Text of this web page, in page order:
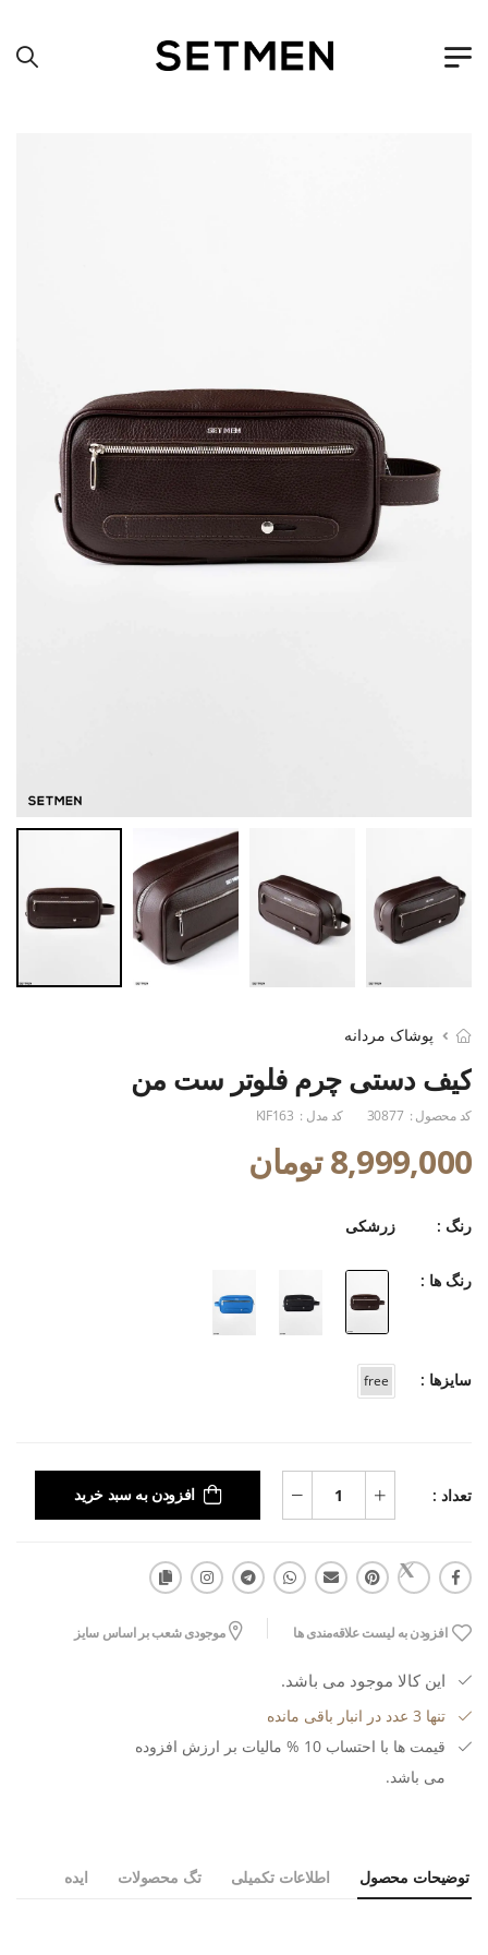
پوشاک مردانه
کیف دستی چرم فلوتر ست من
کد محصول : 30877 کد مدل : KIF163
8,999,000 تومان
رنگ : زرشکی
رنگ ها :
سایزها : free
تعداد : افزودن به سبد خرید
افزودن به لیست علاقه‌مندی ها موجودی شعب بر اساس سایز
این کالا موجود می باشد.
تنها 3 عدد در انبار باقی مانده
قیمت ها با احتساب 10 % مالیات بر ارزش افزوده
می باشد.
توضیحات محصول اطلاعات تکمیلی تگ محصولات ایده